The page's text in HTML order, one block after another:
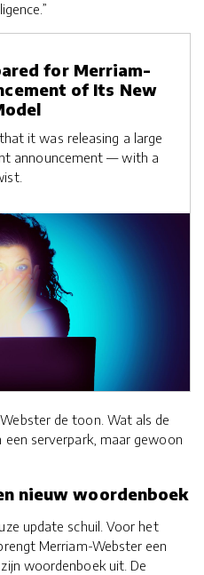
for Merriam-
of Its New
it was releasing a large
announcement — with a
de toon. Wat als de
serverpark, maar gewoon
nieuw woordenboek
update schuil. Voor het
Merriam-Webster een
woordenboek uit. De